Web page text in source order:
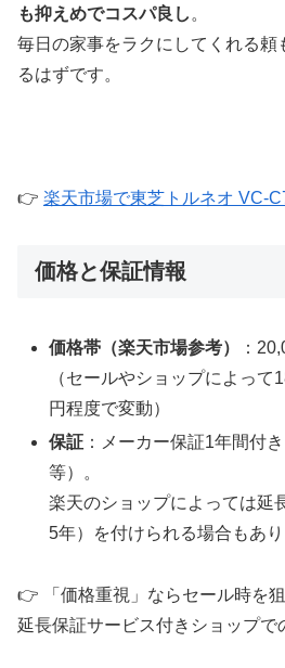
も抑えめでコスパ良し 。
毎日の家事をラクにしてくれる頼
るはずです。
👉 楽天市場で東芝トルネオ VC-
価格と保証情報
価格帯（楽天市場参考）
：
（セールやショップによっ
円程度で変動）
保証 ：メーカー保証1年間付
等）。
楽天のショップによっては延
5年）を付けられる場合もあり
👉 「価格重視」ならセール時を
延長保証サービス付きショップで